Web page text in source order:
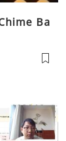
Ba